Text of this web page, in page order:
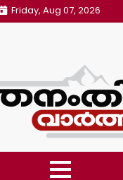
Friday, Aug 07, 2026